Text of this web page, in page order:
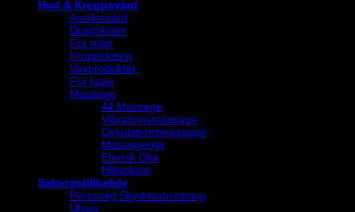
Hud & Kroppsvård
Ansiktsvård
Duschkräm
För män
Kroppslotion
Vaxprodukter
För laser
Massage
All Massage
Vibrationsmassage
Cirkulationsmassage
Massageolja
Eterisk Olja
Hälsokost
Salongstillbehör
Personlig Skyddsutrustning
Utsug